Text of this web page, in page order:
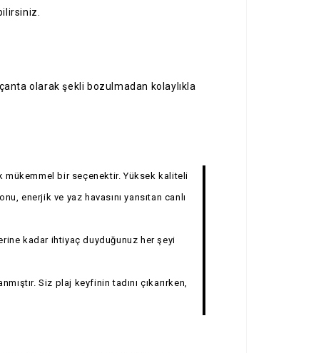
olarak şekli bozulmadan kolaylıkla
mükemmel bir seçenektir. Yüksek kaliteli
enerjik ve yaz havasını yansıtan canlı
kadar ihtiyaç duyduğunuz her şeyi
Siz plaj keyfinin tadını çıkarırken,